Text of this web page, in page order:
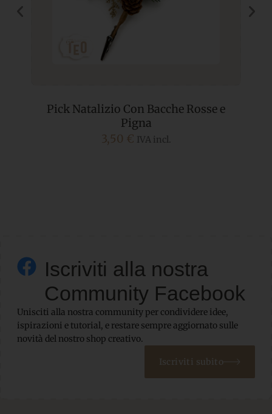
Pick Natalizio Con Bacche Rosse e
Pigna
3,50 € IVA incl.
Iscriviti alla nostra
Community Facebook
Unisciti alla nostra community per condividere idee,
ispirazioni e tutorial, e restare sempre aggiornato sulle
novità del nostro shop creativo.
Iscriviti subito